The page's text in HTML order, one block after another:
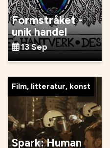
Formstråket -
unik handel
13 Sep
Film, litteratur, konst
Spark: Human